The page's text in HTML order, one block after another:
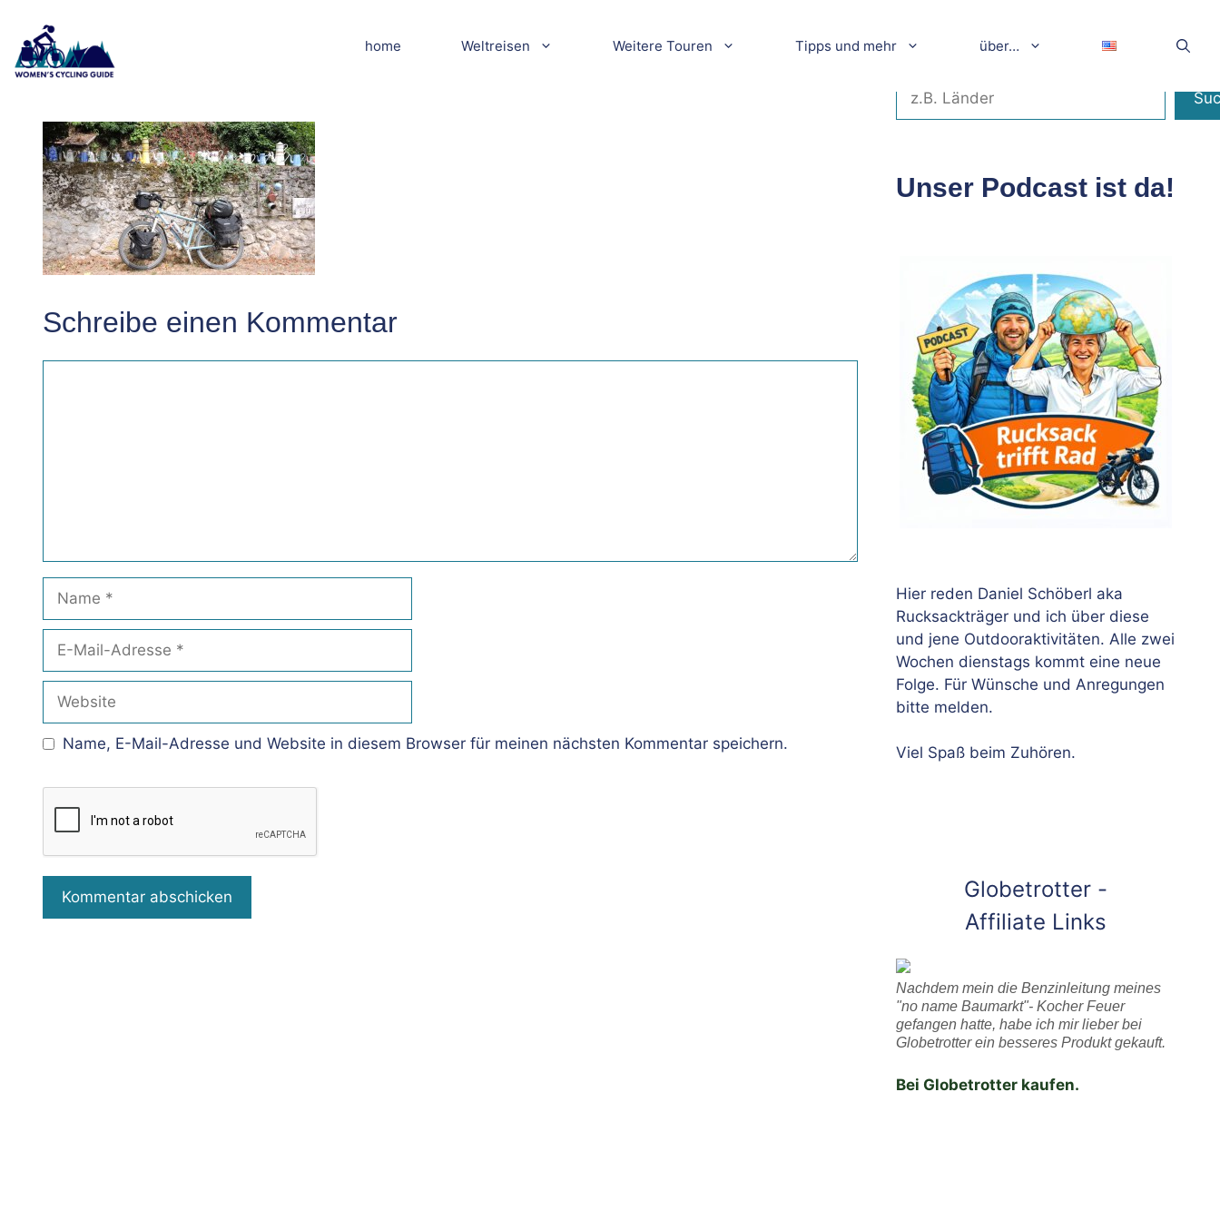
Inhalt
springen
home Weltreisen Weitere Touren Tipps und mehr über…
DSCN2461
Schreibe einen Kommentar
Mail-
Adresse
Name, E-Mail-Adresse und Website in diesem Browser für meinen nächsten Kommentar speichern.
Unser Podcast ist da!
Hier reden Daniel Schöberl aka
Rucksackträger und ich über diese
und jene Outdooraktivitäten. Alle zwei
Wochen dienstags kommt eine neue
Folge. Für Wünsche und Anregungen
bitte melden.
Viel Spaß beim Zuhören.
Globetrotter -
Affiliate Links
Nachdem mein die Benzinleitung meines
"no name Baumarkt"- Kocher Feuer
gefangen hatte, habe ich mir lieber bei
Globetrotter ein besseres Produkt gekauft.
Bei Globetrotter kaufen.